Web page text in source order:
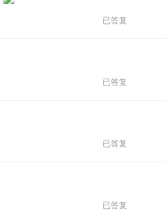
已答复
已答复
已答复
已答复